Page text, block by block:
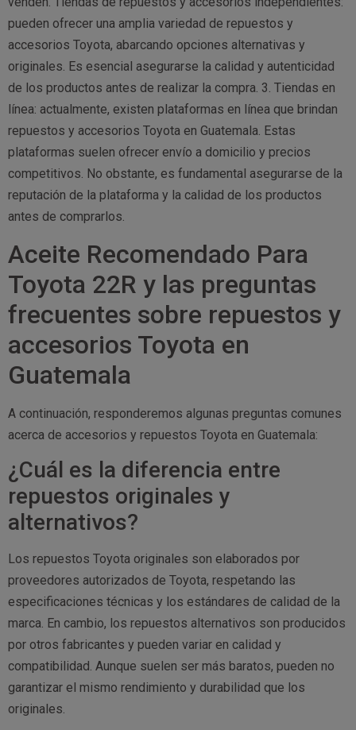
pueden ofrecer una amplia variedad de repuestos y
accesorios Toyota, abarcando opciones alternativas y
originales. Es esencial asegurarse la calidad y autenticidad
de los productos antes de realizar la compra. 3. Tiendas en
línea: actualmente, existen plataformas en línea que brindan
repuestos y accesorios Toyota en Guatemala. Estas
plataformas suelen ofrecer envío a domicilio y precios
competitivos. No obstante, es fundamental asegurarse de la
reputación de la plataforma y la calidad de los productos
antes de comprarlos.
Aceite Recomendado Para
Toyota 22R y las preguntas
frecuentes sobre repuestos y
accesorios Toyota en
Guatemala
A continuación, responderemos algunas preguntas comunes
acerca de accesorios y repuestos Toyota en Guatemala:
¿Cuál es la diferencia entre
repuestos originales y
alternativos?
Los repuestos Toyota originales son elaborados por
proveedores autorizados de Toyota, respetando las
especificaciones técnicas y los estándares de calidad de la
marca. En cambio, los repuestos alternativos son producidos
por otros fabricantes y pueden variar en calidad y
compatibilidad. Aunque suelen ser más baratos, pueden no
garantizar el mismo rendimiento y durabilidad que los
originales.